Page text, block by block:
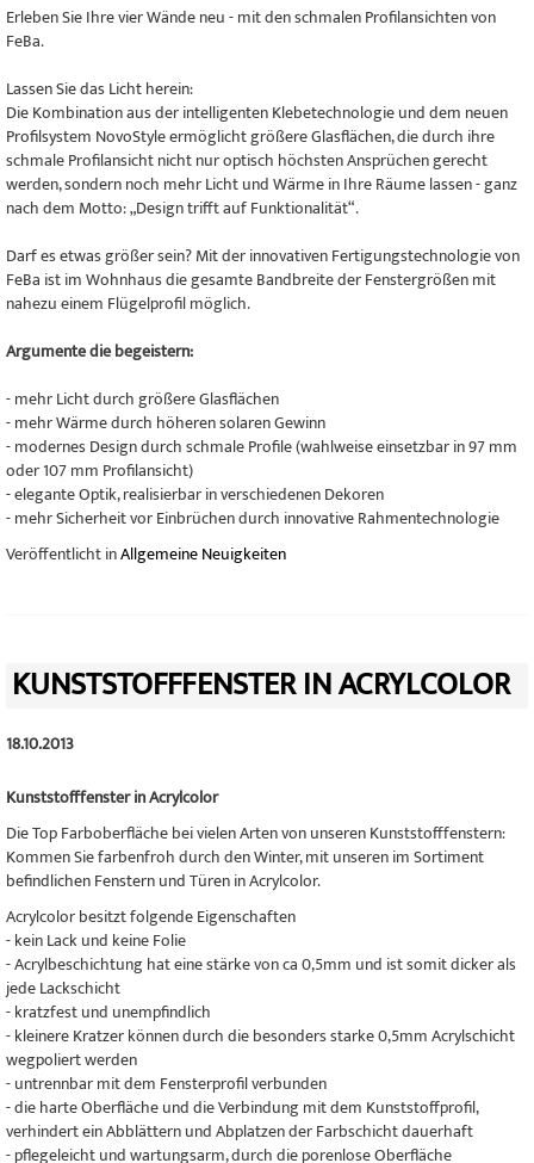
Erleben Sie Ihre vier Wände neu - mit den schmalen Profilansichten von
FeBa.
Lassen Sie das Licht herein:
Die Kombination aus der intelligenten Klebetechnologie und dem neuen
Profilsystem NovoStyle ermöglicht größere Glasflächen, die durch ihre
schmale Profilansicht nicht nur optisch höchsten Ansprüchen gerecht
werden, sondern noch mehr Licht und Wärme in Ihre Räume lassen - ganz
nach dem Motto: „Design trifft auf Funktionalität“.
Darf es etwas größer sein? Mit der innovativen Fertigungstechnologie von
FeBa ist im Wohnhaus die gesamte Bandbreite der Fenstergrößen mit
nahezu einem Flügelprofil möglich.
Argumente die begeistern:
- mehr Licht durch größere Glasflächen
- mehr Wärme durch höheren solaren Gewinn
- modernes Design durch schmale Profile (wahlweise einsetzbar in 97 mm
oder 107 mm Profilansicht)
- elegante Optik, realisierbar in verschiedenen Dekoren
- mehr Sicherheit vor Einbrüchen durch innovative Rahmentechnologie
Veröffentlicht inAllgemeine Neuigkeiten
KUNSTSTOFFFENSTER IN ACRYLCOLOR
18.10.2013
Kunststofffenster in Acrylcolor
Die Top Farboberfläche bei vielen Arten von unseren Kunststofffenstern:
Kommen Sie farbenfroh durch den Winter, mit unseren im Sortiment
befindlichen Fenstern und Türen in Acrylcolor.
Acrylcolor besitzt folgende Eigenschaften
- kein Lack und keine Folie
- Acrylbeschichtung hat eine stärke von ca 0,5mm und ist somit dicker als
jede Lackschicht
- kratzfest und unempfindlich
- kleinere Kratzer können durch die besonders starke 0,5mm Acrylschicht
wegpoliert werden
- untrennbar mit dem Fensterprofil verbunden
- die harte Oberfläche und die Verbindung mit dem Kunststoffprofil,
verhindert ein Abblättern und Abplatzen der Farbschicht dauerhaft
- pflegeleicht und wartungsarm, durch die porenlose Oberfläche